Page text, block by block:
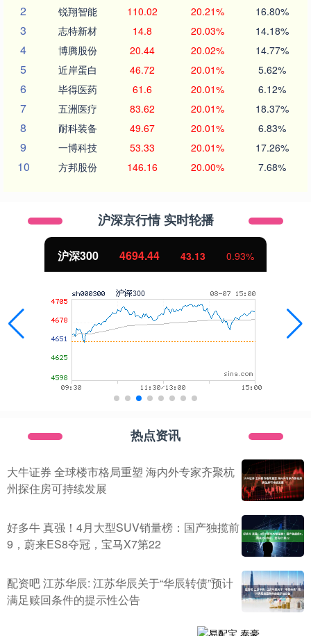
2 锐翔智能 110.02 20.21% 16.80%
3 志特新材 14.8 20.03% 14.18%
4 博腾股份 20.44 20.02% 14.77%
5 近岸蛋白 46.72 20.01% 5.62%
6 毕得医药 61.6 20.01% 6.12%
7 五洲医疗 83.62 20.01% 18.37%
8 耐科装备 49.67 20.01% 6.83%
9 一博科技 53.33 20.01% 17.26%
10 方邦股份 146.16 20.00% 7.68%
沪深京行情 实时轮播
北证50 1134.24 11.37 1.01%
热点资讯
大牛证券 全球楼市格局重塑 海内外专家齐聚杭
州探住房可持续发展
好多牛 真强！4月大型SUV销量榜：国产独揽前
9，蔚来ES8夺冠，宝马X7第22
配资吧 江苏华辰: 江苏华辰关于“华辰转债”预计
满足赎回条件的提示性公告